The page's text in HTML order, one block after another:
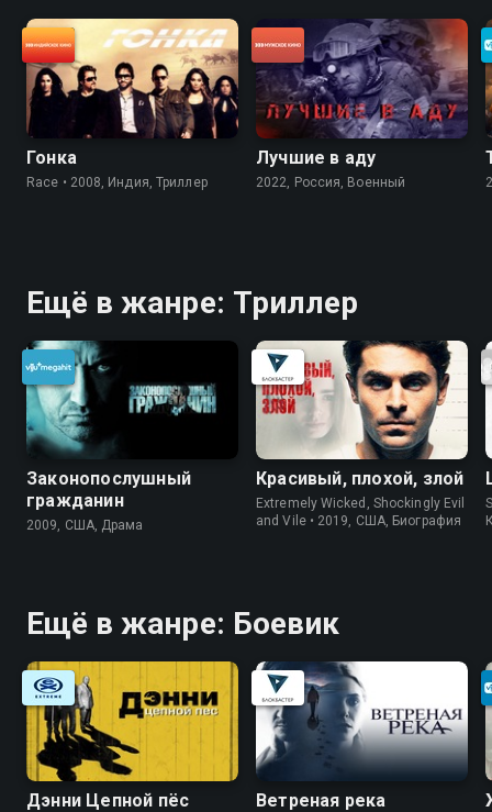
Гонка
Race • 2008, Индия, Триллер
Лучшие в аду
2022, Россия, Военный
Ещё в жанре: Триллер
Законопослушный
гражданин
2009, США, Драма
Красивый, плохой, злой
Extremely Wicked, Shockingly Evil
and Vile • 2019, США, Биография
Ещё в жанре: Боевик
Дэнни Цепной пёс Ветреная река